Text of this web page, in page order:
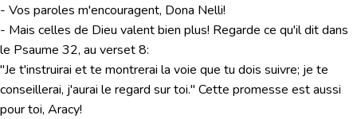
- Vos paroles m'encouragent, Dona Nelli!
- Mais celles de Dieu valent bien plus! Regarde ce qu'il dit dans
le Psaume 32, au verset 8:
"Je t'instruirai et te montrerai la voie que tu dois suivre; je te
conseillerai, j'aurai le regard sur toi." Cette promesse est aussi
pour toi, Aracy!